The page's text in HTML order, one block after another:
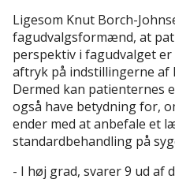
Ligesom Knut Borch-
fagudvalgsformænd, at
perspektiv i fagudvalget
aftryk på indstillingerne af
Dermed kan patienternes
også have betydning for,
ender med at anbefale et
standardbehandling på
- I høj grad, svarer 9 ud af